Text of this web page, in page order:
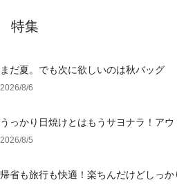
特集
まだ夏。でも次に欲しいのは秋バッグ
2026/8/6
うっかり日焼けとはもうサヨナラ！ア
ェア
2026/8/5
帰省も旅行も快適！楽ちんだけどしっ